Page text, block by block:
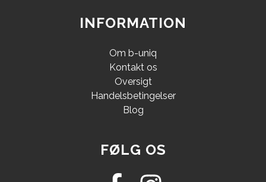
INFORMATION
Om b-uniq
Kontakt os
Oversigt
Handelsbetingelser
Blog
FØLG OS